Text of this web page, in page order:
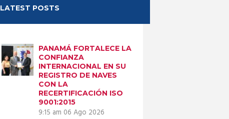
LATEST POSTS
PANAMÁ FORTALECE LA
CONFIANZA
INTERNACIONAL EN SU
REGISTRO DE NAVES
CON LA
RECERTIFICACIÓN ISO
9001:2015
9:15 am 06 Ago 2026